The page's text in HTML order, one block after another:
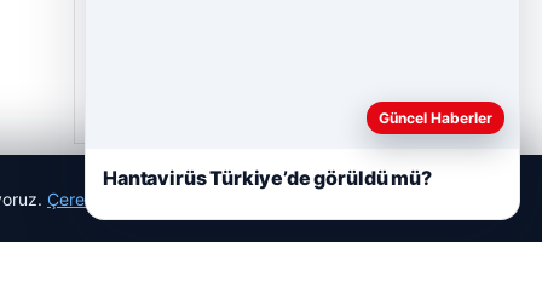
Çerez Politikamız
Güncel Haberler
Hantavirüs Türkiye’de görüldü mü?